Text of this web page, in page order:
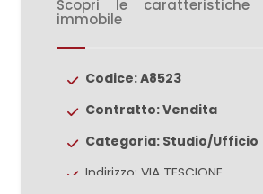
Scopri le
immobile
Codice: A8523
Contratto: Vendita
Categoria: Studio/Ufficio
Indirizzo: VIA TESCIONE